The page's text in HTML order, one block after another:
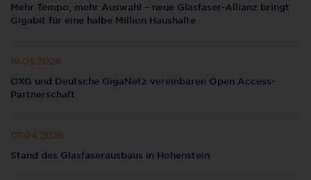
Mehr Tempo, mehr Auswahl – neue Glasfaser-Allianz bringt
Gigabit für eine halbe Million Haushalte
19.05.2026
OXG und Deutsche GigaNetz vereinbaren Open Access-
Partnerschaft
07.04.2026
Stand des Glasfaserausbaus in Hohenstein